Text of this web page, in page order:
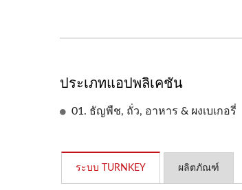
ประเภทแอปพลิเคชัน
01. ธัญพืช, ถั่ว, อาหาร & ผงเบเกอรี่
ระบบ TURNKEY ผลิตภัณฑ์